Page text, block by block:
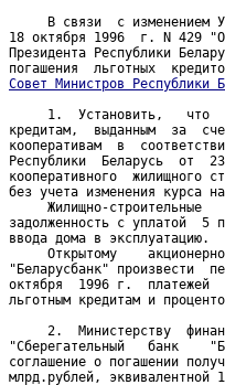
В связи  с изменением
18 октября 1996  г. N 429 "О
Президента Республики
Совет Министров Республики
1.  Установить,   что
кредитам,  выданным  за
кооперативам  в
Республики  Беларусь  от
кооперативного  жилищного
без учета изменения курса
Жилищно-строительные
задолженность с уплатой  5
ввода дома в эксплуатацию.
Открытому
"Беларусбанк" произвести
октября  1996 г.  платежей
льготным кредитам и
2.  Министерству
"Сберегательный   банк
соглашение о погашении
млрд.рублей,